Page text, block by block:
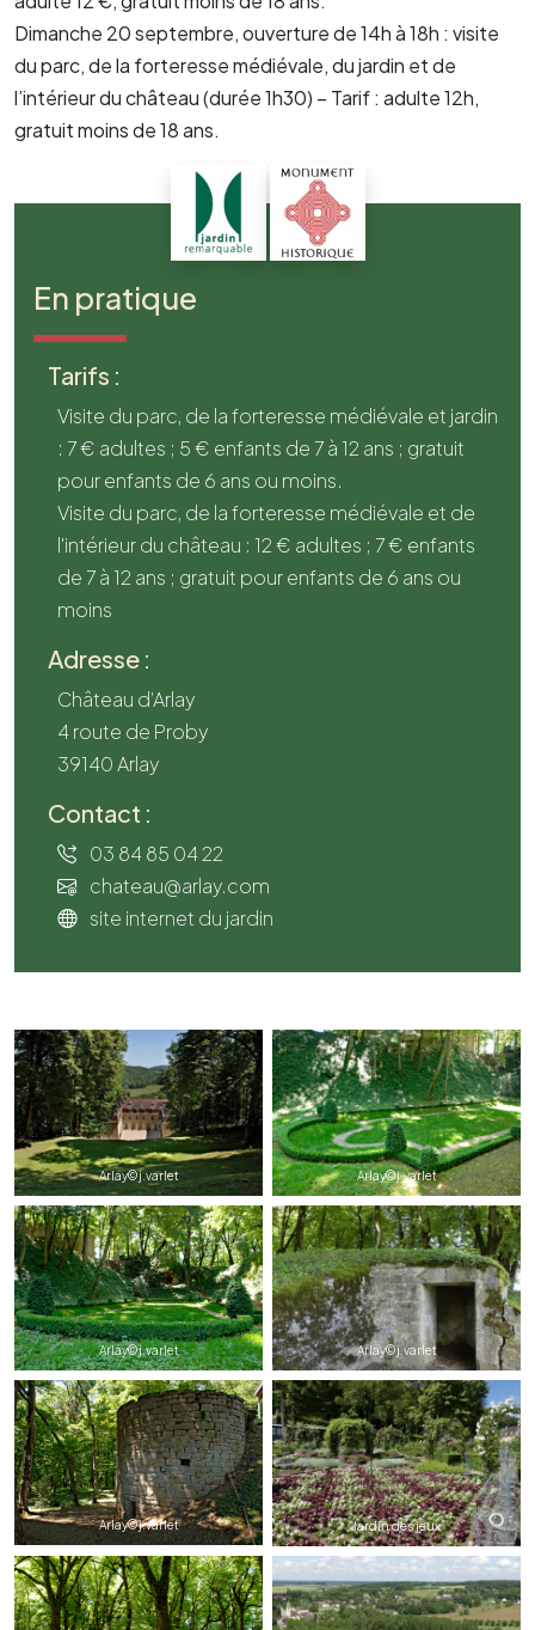
Dimanche 20 septembre, ouverture de 14h à 18h : visite
du parc, de la forteresse médiévale, du jardin et de
l’intérieur du château (durée 1h30) – Tarif : adulte 12h,
gratuit moins de 18 ans.
En pratique
Tarifs :
Visite du parc, de la forteresse médiévale et jardin
: 7 € adultes ; 5 € enfants de 7 à 12 ans ; gratuit
pour enfants de 6 ans ou moins.
Visite du parc, de la forteresse médiévale et de
l'intérieur du château : 12 € adultes ; 7 € enfants
de 7 à 12 ans ; gratuit pour enfants de 6 ans ou
moins
Adresse :
Château d’Arlay
4 route de Proby
39140 Arlay
Contact :
03 84 85 04 22
chateau@arlay.com
site internet du jardin
Arlay©j.varlet Arlay©j.varlet
Arlay©j.varlet Arlay©j.varlet
Arlay©j.varlet Jardin des jeux